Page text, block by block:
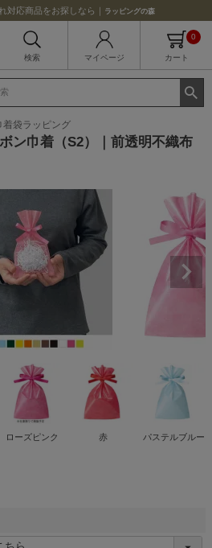
対応商品をお探しなら｜ ラッピングの森
検索 マイページ カート
0
着袋ラッピング
ン巾着（S2）｜前透明不織布
ローズピンク 赤 パステルブルー